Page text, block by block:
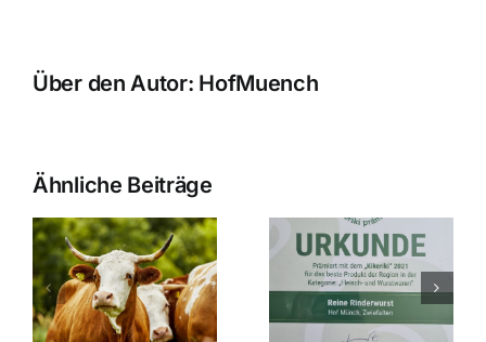
Über den Autor: HofMuench
Ähnliche Beiträge
Ausgezeichnete
Rinderwurst
Zwiefalter